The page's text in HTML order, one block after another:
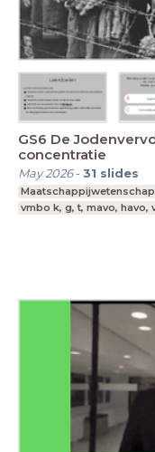
GS6 De
concentratie
May 2026-31 slides
vmbo k, g, t, mavo, havo,